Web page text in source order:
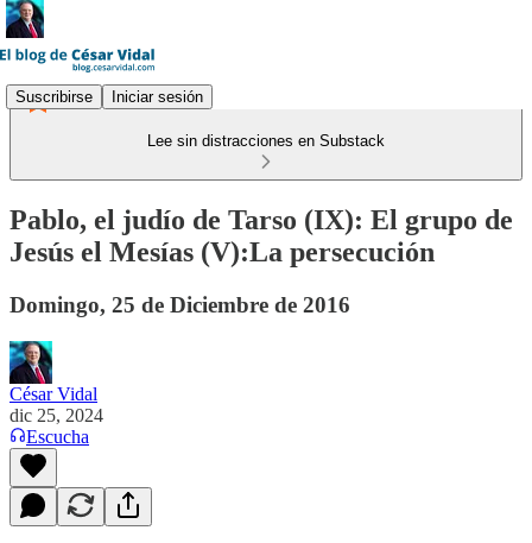
Suscribirse Iniciar sesión
Lee sin distracciones en Substack
Pablo, el judío de Tarso (IX): El grupo de
Jesús el Mesías (V):La persecución
Domingo, 25 de Diciembre de 2016
César Vidal
dic 25, 2024
Escucha